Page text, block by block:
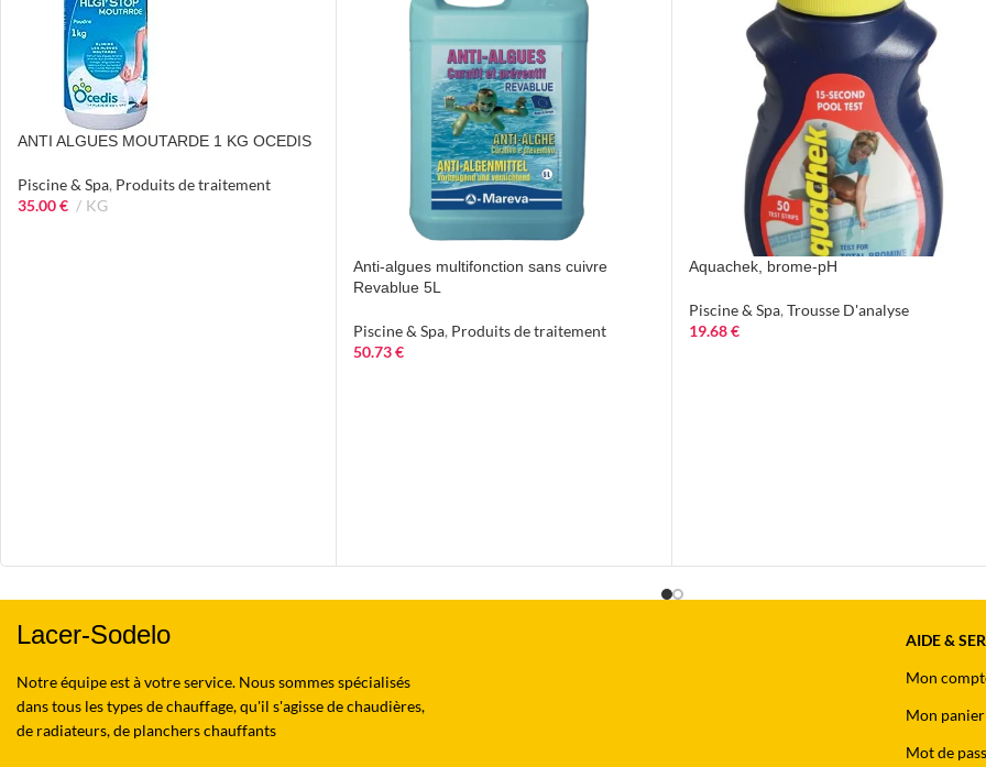
ANTI ALGUES MOUTARDE 1 KG OCEDIS
Piscine & Spa, Produits de traitement
35.00€ KG
Anti-algues multifonction sans cuivre
Revablue 5L
Piscine & Spa, Produits de traitement
50.73€
Aquachek, brome-pH
Piscine & Spa,Trousse D'analyse
19.68€
Lacer-Sodelo
Notre équipe est à votre service. Nous sommes spécialisés
dans tous les types de chauffage, qu'il s'agisse de chaudières,
de radiateurs, de planchers chauffants
AIDE &
Mon
Mon panier
Mot de